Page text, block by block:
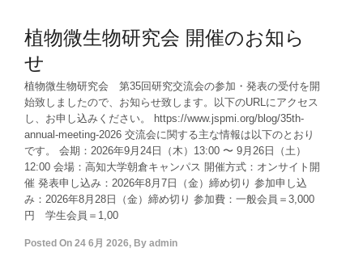
植物微生物研究会 開催のお知ら
せ
植物微生物研究会 第35回研究交流会の参加・発表の受付を開
始致しましたので、お知らせ致します。以下のURLにアクセス
し、お申し込みください。 https://www.jspmi.org/blog/35th-
annual-meeting-2026 交流会に関する主な情報は以下のとおり
です。 会期：2026年9月24日（木）13:00 〜 9月26日（土）
12:00 会場：高知大学朝倉キャンパス 開催方式：オンサイト開
催 発表申し込み：2026年8月7日（金）締め切り 参加申し込
み：2026年8月28日（金）締め切り 参加費：一般会員＝3,000
円 学生会員＝1,00
Posted On 24 6月 2026, By admin